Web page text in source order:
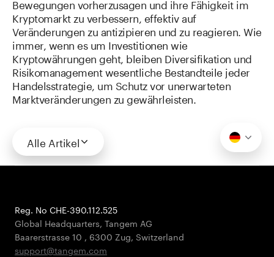
Bewegungen vorherzusagen und ihre Fähigkeit im
Kryptomarkt zu verbessern, effektiv auf
Veränderungen zu antizipieren und zu reagieren. Wie
immer, wenn es um Investitionen wie
Kryptowährungen geht, bleiben Diversifikation und
Risikomanagement wesentliche Bestandteile jeder
Handelsstrategie, um Schutz vor unerwarteten
Marktveränderungen zu gewährleisten.
Alle Artikel
Reg. No CHE-390.112.525
Global Headquarters, Tangem AG
Baarerstrasse 10 , 6300 Zug, Switzerland
support@tangem.com